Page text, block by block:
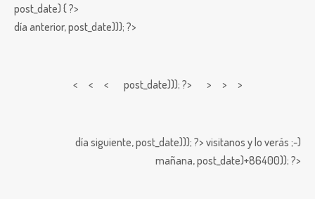
post_date) { ?>
día anterior,post_date))); ?>
< < < post_date))); ?> > > >
día siguiente,post_date))); ?> visitanos y lo verás ;-)
mañana,post_date)+86400)); ?>